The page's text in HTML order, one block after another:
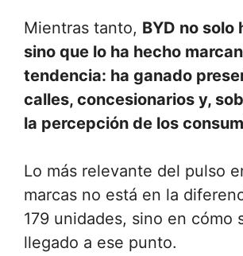
Mientras tanto, BYD no solo
sino que lo ha hecho
tendencia: ha ganado
calles, concesionarios y,
la percepción de los
Lo más relevante del pulso
marcas no está en la
179 unidades, sino en cómo
llegado a ese punto.